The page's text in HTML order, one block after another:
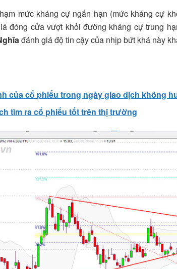
mức kháng cự ngắn hạn (mức kháng cự
đóng cửa vượt khỏi đường kháng cự trung
đánh giá độ tin cậy của nhịp bứt khá này
của cổ phiếu trong ngày giao dịch không
tìm ra cổ phiếu tốt trên thị trường